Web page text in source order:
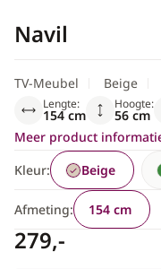
Navil
TV-Meubel Beige
Lengte:
154 cm
Hoogte:
56 cm
Meer product
Kleur:
Beige
Afmeting: 154 cm
279,-